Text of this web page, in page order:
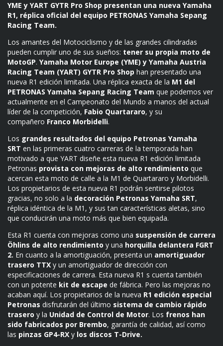
YME y YART GYTR Pro Shop presentan una nueva Yamaha
R1, réplica oficial del equipo PETRONAS Yamaha Sepang
Racing Team.
Los amantes del Motociclismo y de las grandes cilindradas
pueden cumplir uno de sus sueños: tener su propia moto de
MotoGP. Yamaha Motor Europe (YME) y Yamaha Austria
Racing Team (YART) GYTR Pro Shop han presentado una
nueva R1 edición limitada. Una réplica exacta de la M1 del
PETRONAS Yamaha Sepang Racing Team que podemos ver
actualmente en el Campeonato del Mundo a manos del actual
líder de la competición, Fabio Quartararo, y su
compañero Franco Morbidelli.
Los grandes resultados del equipo Petronas Yamaha
SRT en las primeras cuatro carreras de la temporada han
motivado a que YART diseñe esta nueva R1 edición limitada
Petronas provista con mejoras de alto rendimiento que
acercan esta moto de calle a la M1 de Quartararo y Morbidelli.
Los propietarios de esta nueva R1 podrán sentirse pilotos
gracias, no solo a la decoración Petronas Yamaha SRT,
réplica idéntica de la M1, y sus tan características aletas, sino
que conducirán una moto más que bien equipada.
Esta R1 cuenta con mejoras como una suspensión de carrera
Öhlins de alto rendimiento y una horquilla delantera FGRT
2. En cuanto a la amortiguación, presenta un amortiguador
trasero TTX y un amortiguador de dirección con
especificaciones de carrera. Esta nueva R1 s cuenta también
con un potente kit de escape de fábrica. Pero las mejoras no
acaban aquí. Los propietarios de la nueva R1 edición especial
Petronas disfrutarán del último sistema de cambio rápido
trasero y la Unidad de Control de Motor. Los frenos han
sido fabricados por Brembo, garantía de calidad, así como
las pinzas GP4-RX y los discos T-Drive.